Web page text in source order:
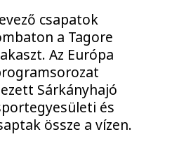
csapatok
a Tagore
Az Európa
Sárkányhajó
és
össze a vízen.